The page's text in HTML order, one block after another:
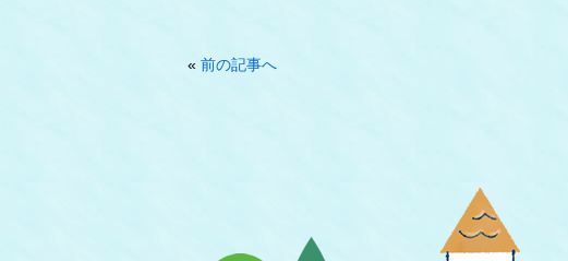
« 前の記事へ